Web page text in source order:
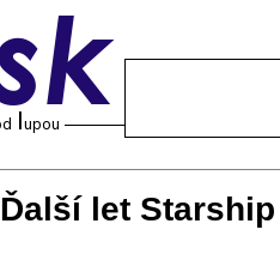
Ďalší let